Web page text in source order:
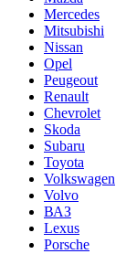
Mercedes
Mitsubishi
Nissan
Opel
Peugeout
Renault
Chevrolet
Skoda
Subaru
Toyota
Volkswagen
Volvo
ВАЗ
Lexus
Porsche